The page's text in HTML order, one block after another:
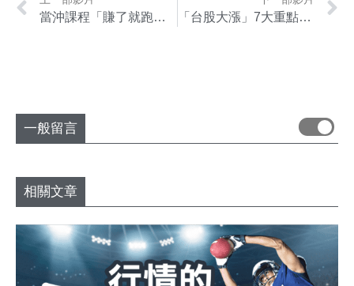
當沖課程「賺了就跑」：教你如何提高短線交易勝算！ 「台股大漲」7大重點，帶你判斷趨勢賺取高獲利！
一般留言
相關文章